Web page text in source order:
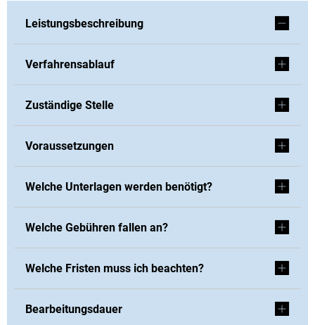
Leistungsbeschreibung
Verfahrensablauf
Zuständige Stelle
Voraussetzungen
Welche Unterlagen werden benötigt?
Welche Gebühren fallen an?
Welche Fristen muss ich beachten?
Bearbeitungsdauer